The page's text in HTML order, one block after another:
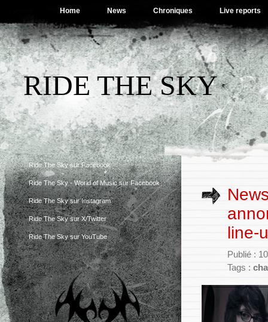
Home News Chroniques Live reports
RIDE THE SKY
Ride The Sky sur Facebook
Ride The Sky - World of Music sur Facebook
Ride The Sky sur Instagram
Ride The Sky sur X/Twitter
Ride The Sky sur YouTube
line-
Publié :
Tags :